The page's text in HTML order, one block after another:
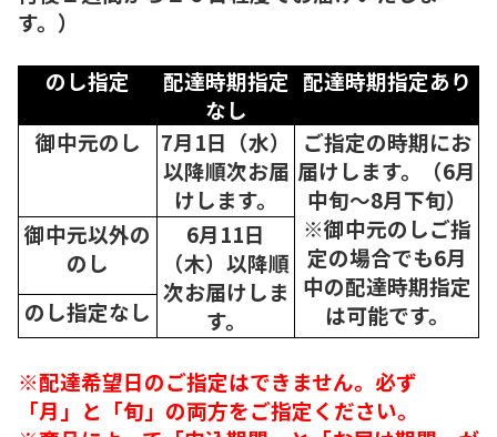
す。）
のし指定
配達時期指定
なし
配達時期指定あり
御中元のし
7月1日（水）
以降順次お届
けします。
ご指定の時期にお
届けします。（6月
中旬～8月下旬）
※御中元のしご指
定の場合でも6月
中の配達時期指定
は可能です。
御中元以外の
のし
6月11日
（木）以降順
次お届けしま
す。
のし指定なし
※配達希望日のご指定はできません。必ず
「月」と「旬」の両方をご指定ください。